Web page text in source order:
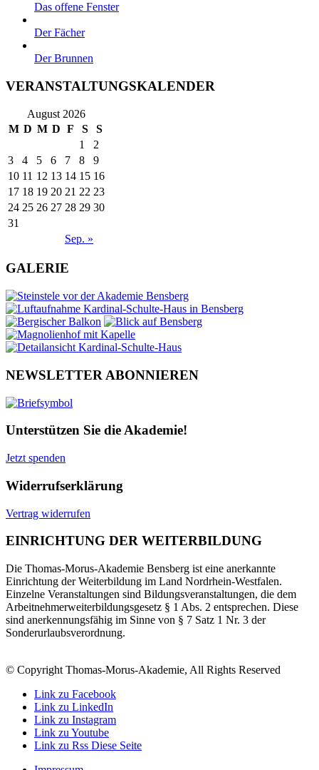
Das offene Fenster
Der Fächer
Der Brunnen
VERANSTALTUNGSKALENDER
August 2026
M D M D F S S
Sep. »
1
2
3
4 5 6 7 8
9
10 11 12 13 14 15 16
17 18 19 20 21 22 23
24 25 26 27 28 29 30
31
GALERIE
NEWSLETTER ABONNIEREN
Unterstützen Sie die Akademie!
Jetzt spenden
Widerrufserklärung
Vertrag widerrufen
EINRICHTUNG DER WEITERBILDUNG
Die Thomas-Morus-Akademie Bensberg ist eine anerkannte
Einrichtung der Weiterbildung im Land Nordrhein-Westfalen.
Einzelne Veranstaltungen sind Bildungsveranstaltungen, die dem
Arbeitnehmerweiterbildungsgesetz § 1 Abs. 2 entsprechen. Diese
sind anerkennungsfähig im Sinne von § 7 Satz 1 Nr. 3 der
Sonderurlaubsverordnung.
© Copyright Thomas-Morus-Akademie, All Rights Reserved
Link zu Facebook
Link zu LinkedIn
Link zu Instagram
Link zu Youtube
Link zu Rss Diese Seite